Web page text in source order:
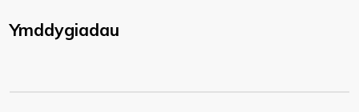
Ymddygiadau